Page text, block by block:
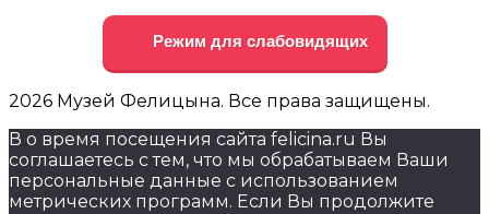
Режим для слабовидящих
2026 Музей Фелицына. Все права защищены.
В о время посещения сайта felicina.ru Вы
соглашаетесь с тем, что мы обрабатываем Ваши
персональные данные с использованием
метрических программ. Если Вы продолжите